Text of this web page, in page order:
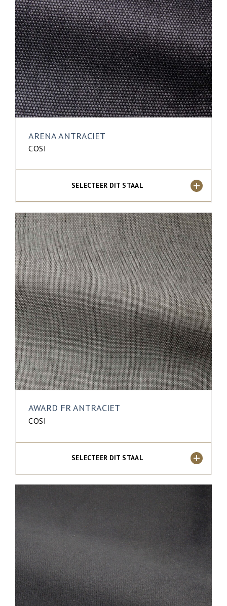
ARENA ANTRACIET
COSI
SELECTEER DIT STAAL
AWARD FR ANTRACIET
COSI
SELECTEER DIT STAAL